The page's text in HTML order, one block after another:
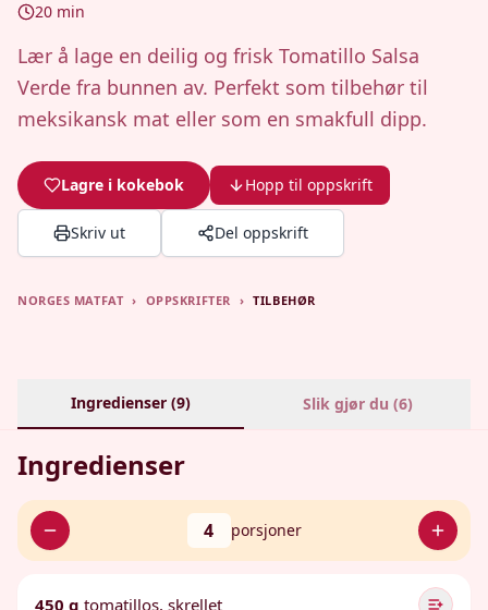
20 min
Lær å lage en deilig og frisk Tomatillo Salsa
Verde fra bunnen av. Perfekt som tilbehør til
meksikansk mat eller som en smakfull dipp.
Lagre i kokebok Hopp til oppskrift
Skriv ut Del oppskrift
NORGES MATFAT › OPPSKRIFTER › TILBEHØR
Ingredienser (9) Slik gjør du (6)
Ingredienser
4 porsjoner
450 g tomatillos, skrellet